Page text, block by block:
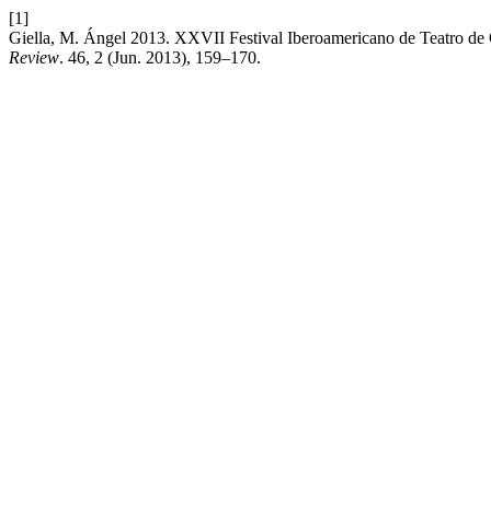
[1]
Giella, M. Ángel 2013. XXVII Festival Iberoamericano de Teatro
Review. 46, 2 (Jun. 2013), 159–170.